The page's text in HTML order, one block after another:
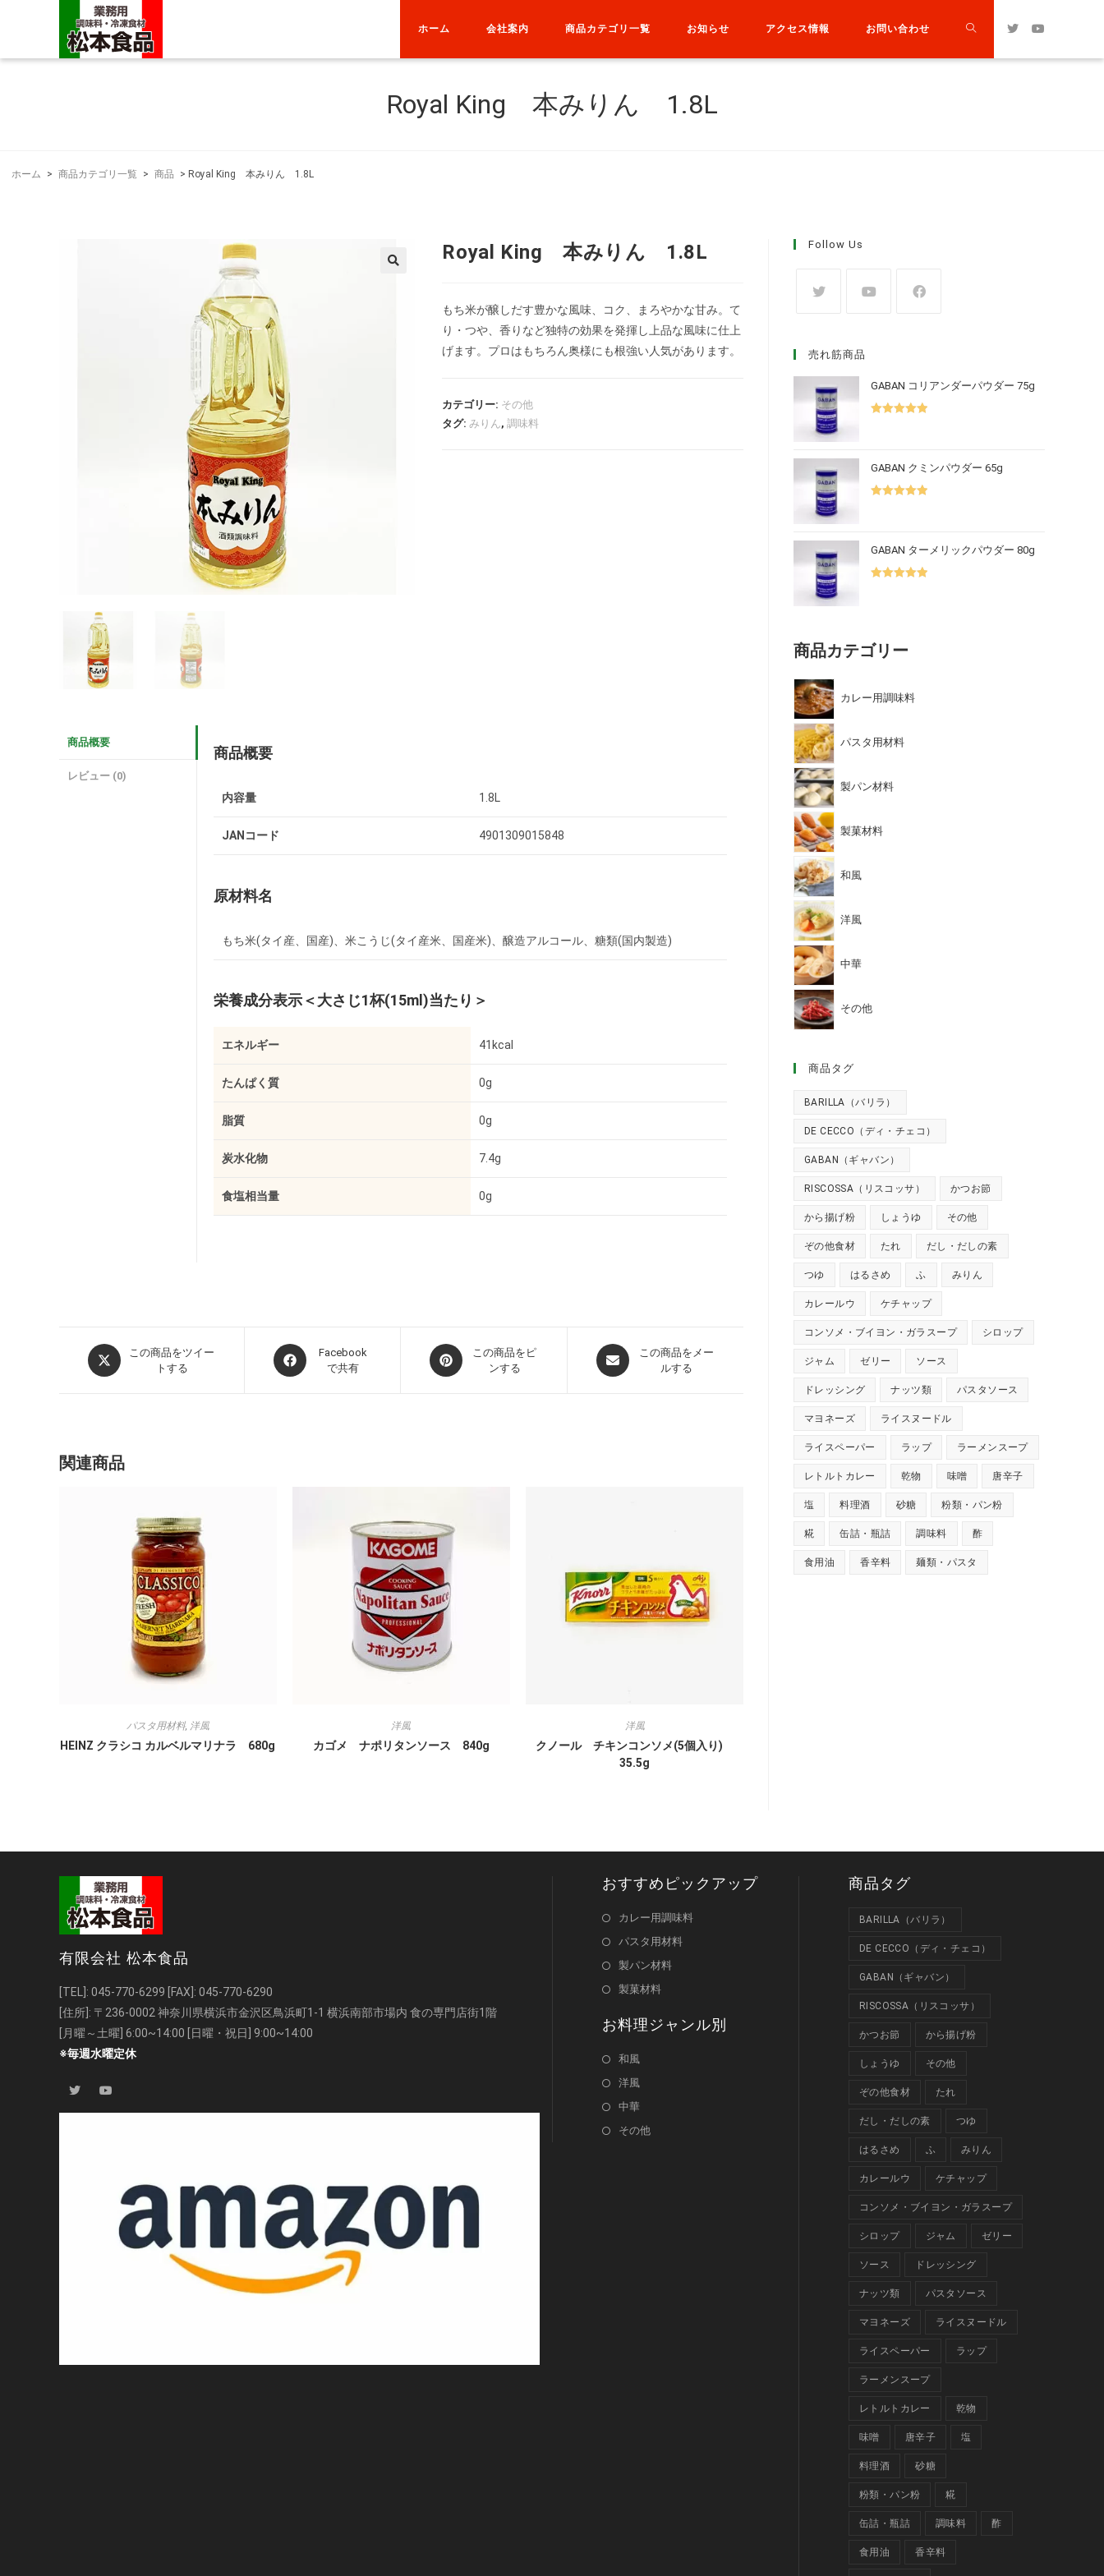
ホーム 会社案内 商品カテゴリ一覧 お知らせ アクセス情報 お問い合わせ
Royal King 本みりん 1.8L
ホーム > 商品カテゴリ一覧 > 商品 > Royal King 本みりん 1.8L
Royal King 本みりん 1.8L
もち米が醸しだす豊かな風味、コク、まろやかな甘み。て
り・つや、香りなど独特の効果を発揮し上品な風味に仕上
げます。プロはもちろん奥様にも根強い人気があります。
カテゴリー: その他
タグ:みりん,調味料
商品概要
レビュー (0)
商品概要
内容量 1.8L
JANコード 4901309015848
原材料名
もち米(タイ産、国産)、米こうじ(タイ産米、国産米)、醸造アルコール、糖類(国内製造)
栄養成分表示＜大さじ1杯(15ml)当たり＞
エネルギー 41kcal
たんぱく質 0g
脂質 0g
炭水化物 7.4g
食塩相当量 0g
この商品をツイー
トする
Facebook
で共有
この商品をピ
ンする
この商品をメー
ルする
関連商品
パスタ用材料, 洋風
HEINZ クラシコ カルベルマリナラ 680g
洋風
カゴメ ナポリタンソース 840g
洋風
クノール チキンコンソメ(5個入り)
35.5g
Follow Us
売れ筋商品
GABAN コリアンダーパウダー 75g
GABAN クミンパウダー 65g
GABAN ターメリックパウダー 80g
商品カテゴリー
カレー用調味料
パスタ用材料
製パン材料
製菓材料
和風
洋風
中華
その他
商品タグ
BARILLA（バリラ）
DE CECCO（ディ・チェコ）
GABAN（ギャバン）
RISCOSSA（リスコッサ） かつお節
から揚げ粉 しょうゆ その他
ぞの他食材 たれ だし・だしの素
つゆ はるさめ ふ みりん
カレールウ ケチャップ
コンソメ・ブイヨン・ガラスープ シロップ
ジャム ゼリー ソース
ドレッシング ナッツ類 パスタソース
マヨネーズ ライスヌードル
ライスペーパー ラップ ラーメンスープ
レトルトカレー 乾物 味噌 唐辛子
塩 料理酒 砂糖 粉類・パン粉
糀 缶詰・瓶詰 調味料 酢
食用油 香辛料 麺類・パスタ
有限会社 松本食品
[TEL]: 045-770-6299 [FAX]: 045-770-6290
[住所]: 〒236-0002 神奈川県横浜市金沢区鳥浜町1-1 横浜南部市場内 食の専門店街1階
[月曜～土曜] 6:00~14:00 [日曜・祝日] 9:00~14:00
※毎週水曜定休
おすすめピックアップ
カレー用調味料
パスタ用材料
製パン材料
製菓材料
お料理ジャンル別
和風
洋風
中華
その他
商品タグ
BARILLA（バリラ）
DE CECCO（ディ・チェコ）
GABAN（ギャバン）
RISCOSSA（リスコッサ）
かつお節 から揚げ粉
しょうゆ その他
ぞの他食材 たれ
だし・だしの素 つゆ
はるさめ ふ みりん
カレールウ ケチャップ
コンソメ・ブイヨン・ガラスープ
シロップ ジャム ゼリー
ソース ドレッシング
ナッツ類 パスタソース
マヨネーズ ライスヌードル
ライスペーパー ラップ
ラーメンスープ
レトルトカレー 乾物
味噌 唐辛子 塩
料理酒 砂糖
粉類・パン粉 糀
缶詰・瓶詰 調味料 酢
食用油 香辛料